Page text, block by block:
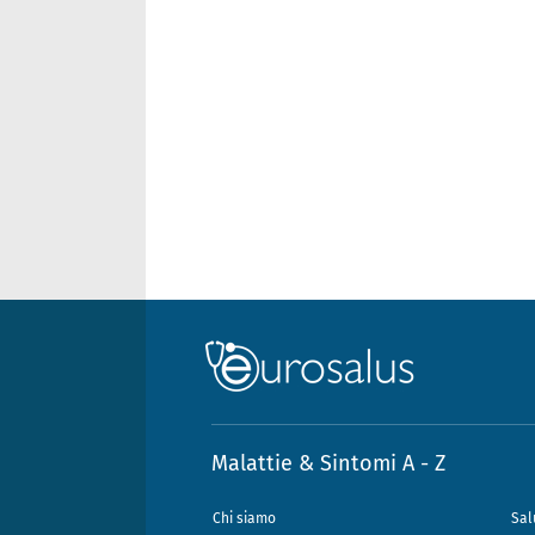
Malattie & Sintomi A - Z
Chi siamo